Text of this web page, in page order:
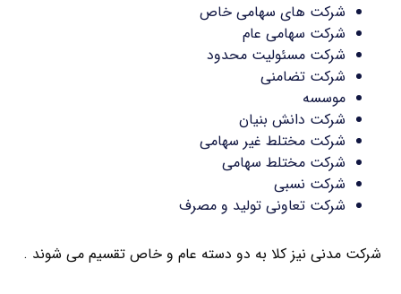
شرکت های سهامی خاص
شرکت سهامی عام
شرکت مسئولیت محدود
شرکت تضامنی
موسسه
شرکت دانش بنیان
شرکت مختلط غیر سهامی
شرکت مختلط سهامی
شرکت نسبی
شرکت تعاونی تولید و مصرف
شرکت مدنی نیز کلا به دو دسته عام و خاص تقسیم می شوند .